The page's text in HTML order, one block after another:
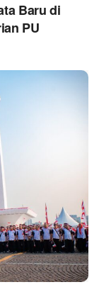
Baru di
PU